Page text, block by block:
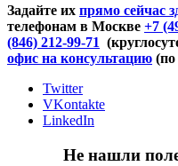
Задайте их прямо сейчас
телефонам в Москве +7
(846) 212-99-71
офис на консультацию (по
Twitter
VKontakte
LinkedIn
Не нашли